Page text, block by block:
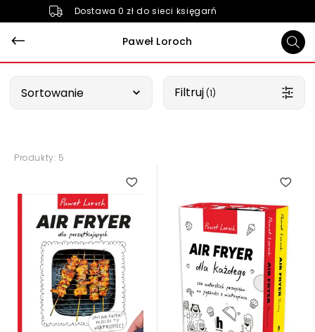
Dostawa 0 zł do sieci księgarń
Paweł Loroch
Sortowanie Filtruj (1)
Produkty: 5
5.00